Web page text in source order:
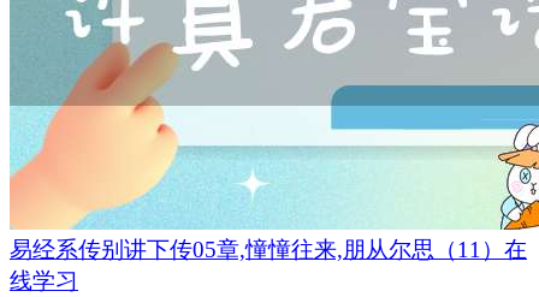
易经系传别讲下传05章,憧憧往来,朋从尔思（11）在
线学习